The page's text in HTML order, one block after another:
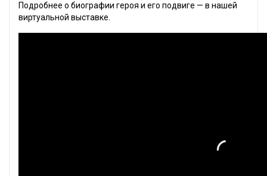
Подробнее о биографии героя и его подвиге — в нашей
виртуальной выставке.